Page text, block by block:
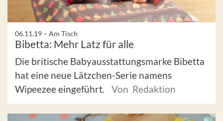
06.11.19 – Am Tisch
Bibetta: Mehr Latz für alle
Die britische Babyausstattungsmarke Bibetta
hat eine neue Lätzchen-Serie namens
Wipeezee eingeführt.
Von Redaktion